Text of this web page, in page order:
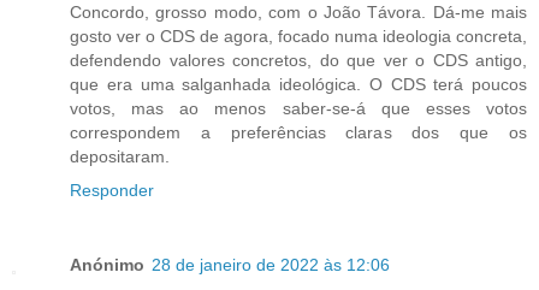
Concordo, grosso modo, com o João Távora. Dá-me mais
gosto ver o CDS de agora, focado numa ideologia concreta,
defendendo valores concretos, do que ver o CDS antigo,
que era uma salganhada ideológica. O CDS terá poucos
votos, mas ao menos saber-se-á que esses votos
correspondem a preferências claras dos que os
depositaram.
Responder
Anónimo 28 de janeiro de 2022 às 12:06